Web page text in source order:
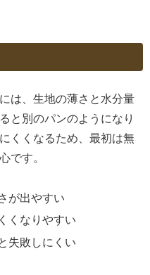
は、生地の薄さと水分量
と別のパンのようになり
くくなるため、最初は無
です。
が出やすい
くなりやすい
失敗しにくい